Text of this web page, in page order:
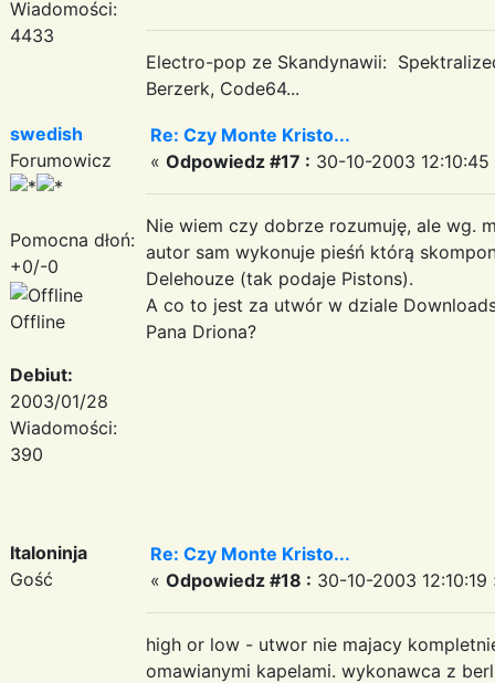
Wiadomości:
4433
Electro-pop ze Skandynawii:
Berzerk, Code64...
swedish
Forumowicz
Pomocna dłoń:
+0/-0
Offline
Debiut:
2003/01/28
Wiadomości:
390
Re: Czy Monte Kristo...
« Odpowiedz #17 : 30-10-2003 12:10:45
Nie wiem czy dobrze rozumuję, ale wg.
autor sam wykonuje pieśń którą
Delehouze (tak podaje Pistons).
A co to jest za utwór w dziale
Pana Driona?
Italoninja
Gość
Re: Czy Monte Kristo...
« Odpowiedz #18 : 30-10-2003 12:10:19
high or low - utwor nie majacy
omawianymi kapelami. wykonawca z